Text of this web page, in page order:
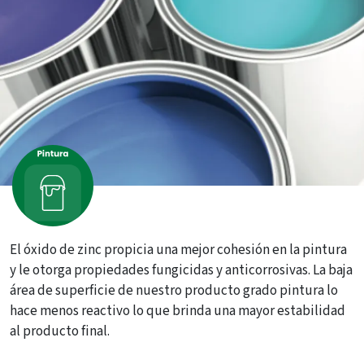
El óxido de zinc propicia una mejor cohesión en la pintura
y le otorga propiedades fungicidas y anticorrosivas. La baja
área de superficie de nuestro producto grado pintura lo
hace menos reactivo lo que brinda una mayor estabilidad
al producto final.